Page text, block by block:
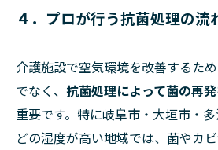
４．プロが行う抗菌処理の流
介護施設で空気環境を改善するた
でなく、 抗菌処理によって菌の再
重要です。特に岐阜市・大垣市・
どの湿度が高い地域では、菌やカ